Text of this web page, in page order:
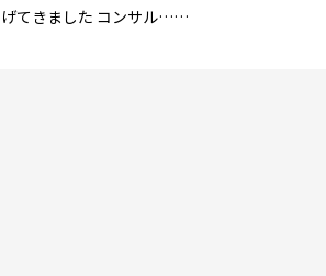
げてきました コンサル……